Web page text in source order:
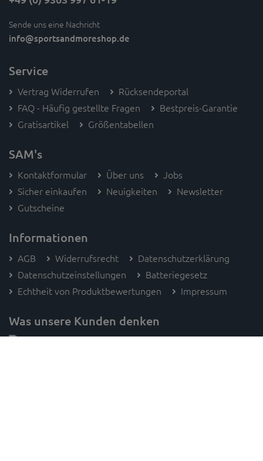
Sende uns eine Nachricht
info@sportsandmoreshop.de
Service
Vertrag Widerrufen
Rücksendeportal
FAQ - Häufig gestellte Fragen
Bestpreis-Garantie
Gratisartikel
Größentabellen
SAM's
Kontaktformular Über uns
Jobs
Sicher einkaufen
Neuigkeiten
Newsletter
Gutscheine
Informationen
AGB Widerrufsrecht
Datenschutzerklärung
Datenschutzeinstellungen
Batteriegesetz
Echtheit von Produktbewertungen
Impressum
Was unsere Kunden denken